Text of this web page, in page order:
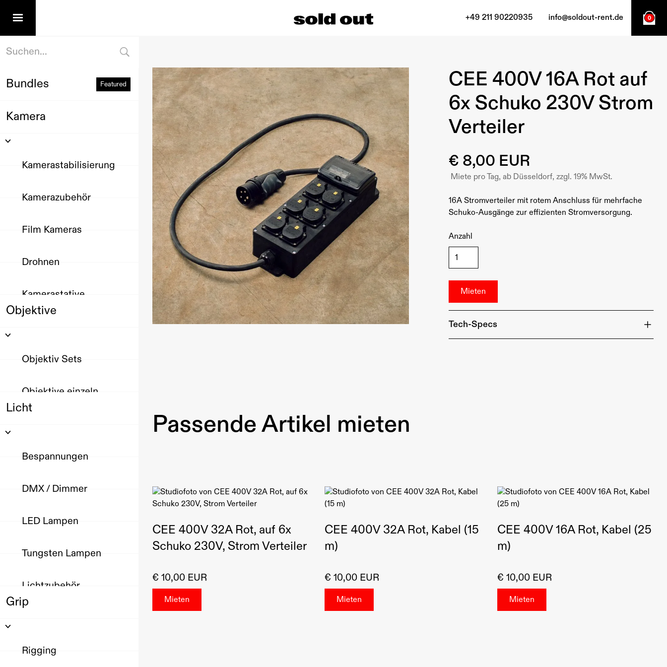
+49 211 90220935 info@soldout-rent.de 0
Bundles Featured
Kamera
Kamerastabilisierung
Kamerazubehör
Film Kameras
Drohnen
Kamerastative
Objektive
Objektiv Sets
Objektive einzeln
Licht
Bespannungen
DMX / Dimmer
LED Lampen
Tungsten Lampen
Lichtzubehör
Grip
Rigging
CEE 400V 16A Rot auf
6x Schuko 230V Strom
Verteiler
€ 8,00 EUR
Miete pro Tag, ab Düsseldorf, zzgl. 19% MwSt.
16A Stromverteiler mit rotem Anschluss für mehrfache
Schuko-Ausgänge zur effizienten Stromversorgung.
Anzahl
Tech-Specs
Passende Artikel mieten
CEE 400V 32A Rot, auf 6x
Schuko 230V, Strom Verteiler
€ 10,00 EUR
CEE 400V 32A Rot, Kabel (15
m)
€ 10,00 EUR
CEE 400V 16A Rot, Kabel (25
m)
€ 10,00 EUR